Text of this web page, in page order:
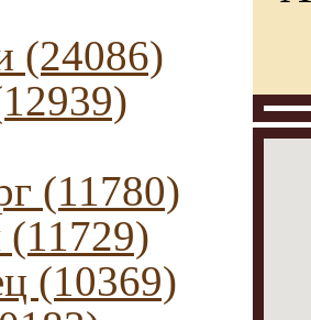
(24086)
(11780)
(10369)